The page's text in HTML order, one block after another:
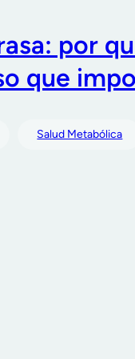
por
que
Salud Metabólica